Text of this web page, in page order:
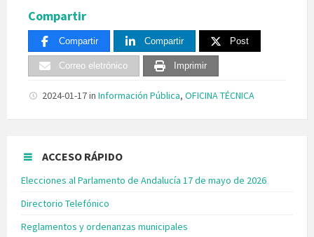
Compartir
Compartir Compartir Post
Correo eletrónico Imprimir
2024-01-17in Información Pública, OFICINA TÉCNICA
ACCESO RÁPIDO
Elecciones al Parlamento de Andalucía 17 de mayo de 2026
Directorio Telefónico
Reglamentos y ordenanzas municipales